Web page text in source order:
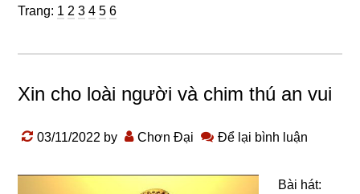
Trang: Trang
1 Trang
2 Trang
3 Trang
4 Trang
5 Trang
6
Xin cho loài người và chim thú an vui
03/11/2022 by Chơn Đại Để lại bình luận
Bài hát: